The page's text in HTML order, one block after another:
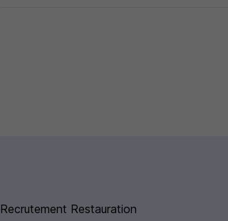
Recrutement Restauration